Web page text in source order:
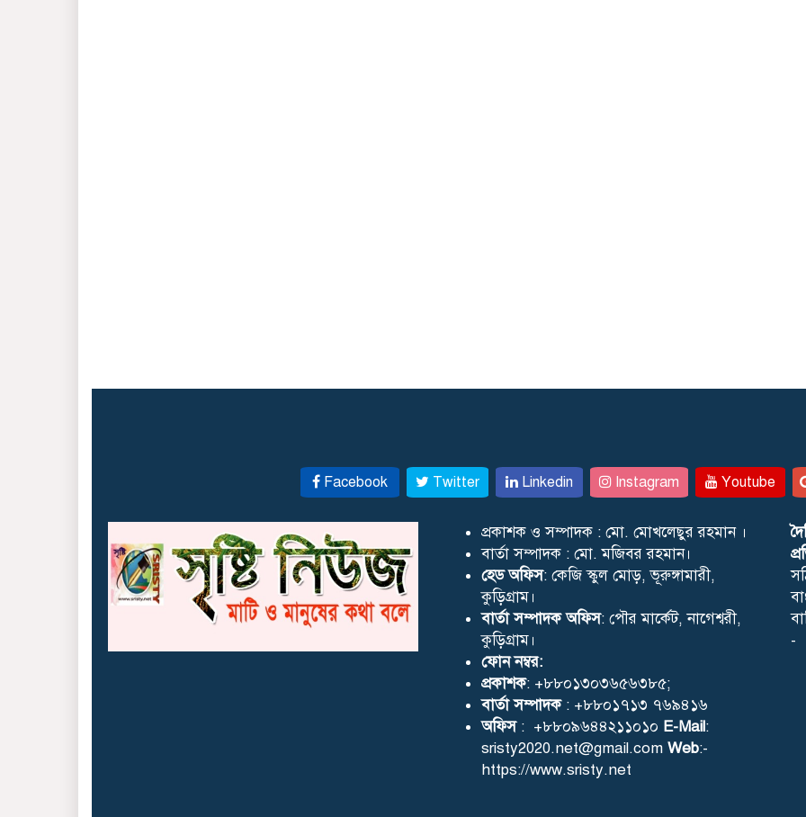
Facebook Twitter Linkedin Instagram Youtube
প্রকাশক ও সম্পাদক : মো. মোখলেছুর রহমান ।
বার্তা সম্পাদক : মো. মজিবর রহমান।
হেড অফিস: কেজি স্কুল মোড়, ভূরুঙ্গামারী,
কুড়িগ্রাম।
বার্তা সম্পাদক অফিস: পৌর মার্কেট, নাগেশ্বরী,
কুড়িগ্রাম।
ফোন নম্বর:
প্রকাশক: +৮৮০১৩০৩৬৫৬৩৮৫;
বার্তা সম্পাদক: +৮৮০১৭১৩ ৭৬৯৪১৬
অফিস: +৮৮০৯৬৪৪২১১০১০ E-Mail:
sristy2020.net@gmail.com Web:-
https://www.sristy.net
-